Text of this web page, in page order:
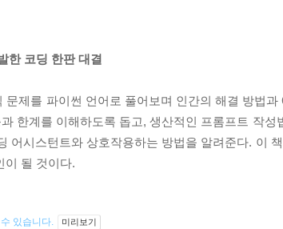
한 코딩 한판 대결
문제를 파이썬 언어로 풀어보며 인간의 해결 방법
한계를 이해하도록 돕고, 생산적인 프롬프트 작
어시스턴트와 상호작용하는 방법을 알려준다. 이
이 될 것이다.
있습니다. 미리보기